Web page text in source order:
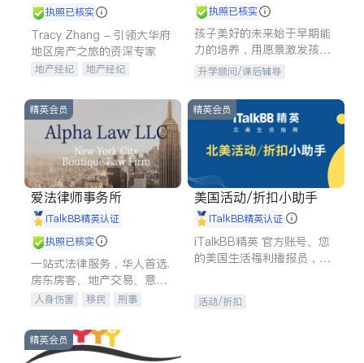
执照已核实
Tracy Zhang - 引领大华府
地区房产之旅的资深专家
地产经纪
地产经纪
商铺租售
执照已核实
孩子美好的未来始于早期能
力的培养，用愿景激发孩子
的学习潜力和动力。理念：
石。
升学顾问/课后辅导
精英会员
爱法律师事务所
iTalkBB精英认证
执照已核实
一站式法律服务，华人首选.
房东房客、地产交易、意外
伤害、车祸重伤、商业诉
建筑合同、刑事案件全包办
人身伤害 移民
刑事
信托/遗嘱
商业
索赔
律师-其它 保释
精英会员
美国活动/折扣小助手
iTalkBB精英认证
iTalkBB精英 官方账号。您
的美国生活福利播报员，精
专属福利。
活动/折扣
精英会员